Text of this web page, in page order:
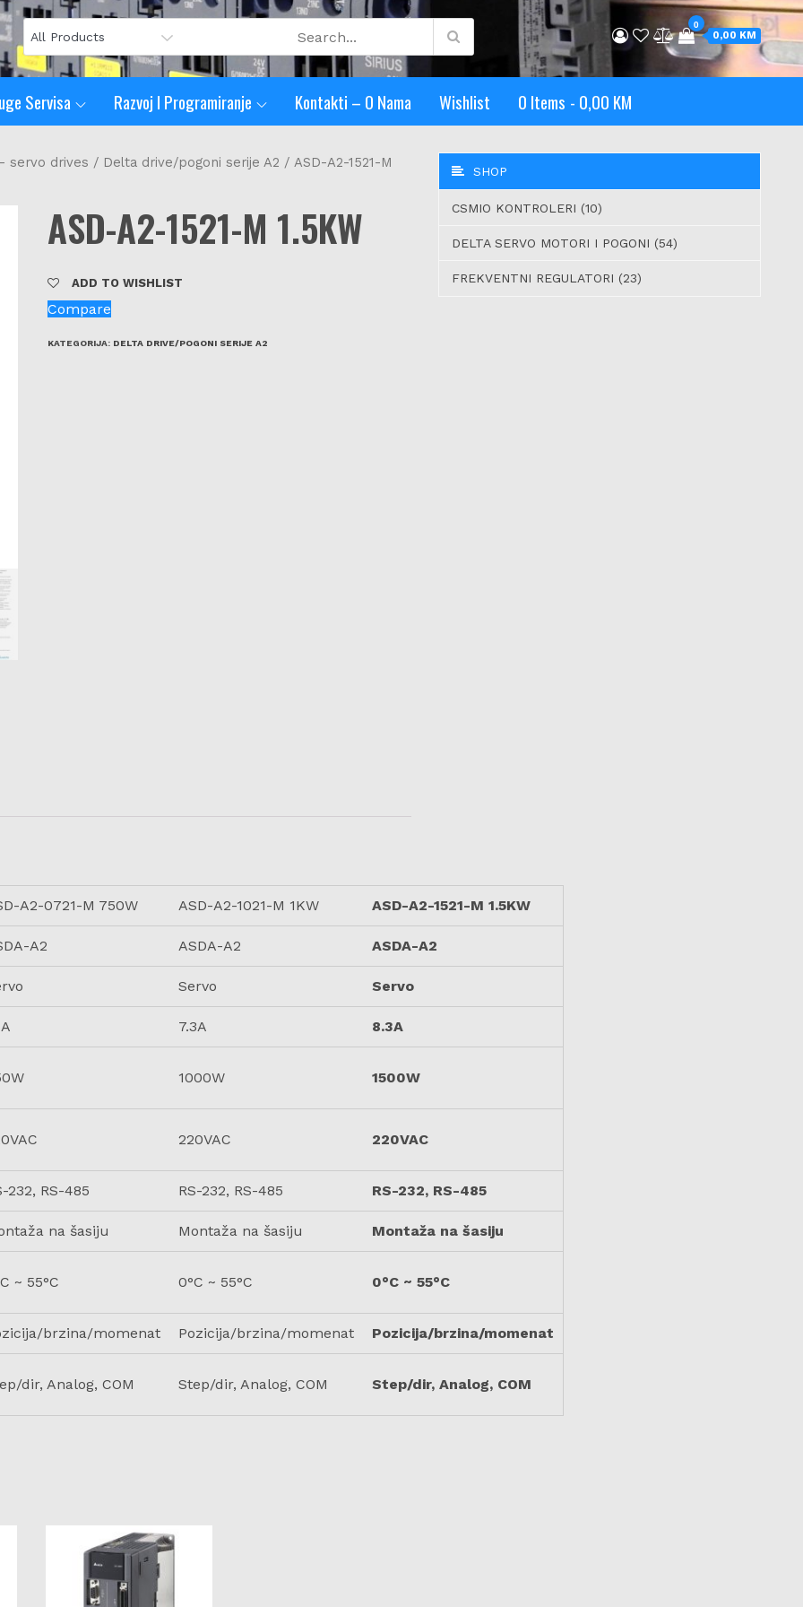
0
0,00 KM
Servisa Razvoj I Programiranje Kontakti – O Nama Wishlist 0 Items 0,00 KM
servo drives / Delta drive/pogoni serije A2 / ASD-A2-1521-M
ASD-A2-1521-M 1.5KW
ADD TO WISHLIST
Compare
KATEGORIJA: DELTA DRIVE/POGONI SERIJE A2
A2-0721-M 750W ASD-A2-1021-M 1KW ASD-A2-1521-M 1.5KW
A2 ASDA-A2 ASDA-A2
Servo Servo
7.3A 8.3A
1000W 1500W
220VAC 220VAC
232, RS-485 RS-232, RS-485 RS-232, RS-485
na šasiju Montaža na šasiju Montaža na šasiju
~ 55°C 0°C ~ 55°C 0°C ~ 55°C
brzina/momenat Pozicija/brzina/momenat Pozicija/brzina/momenat
dir, Analog, COM Step/dir, Analog, COM Step/dir, Analog, COM
SHOP
CSMIO KONTROLERI (10)
DELTA SERVO MOTORI I POGONI (54)
FREKVENTNI REGULATORI (23)